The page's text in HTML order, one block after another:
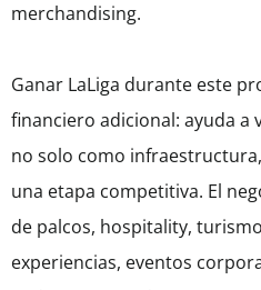
merchandising.
Ganar LaLiga durante este
financiero adicional: ayuda a
no solo como
una etapa competitiva. El
de palcos, hospitality,
experiencias, eventos